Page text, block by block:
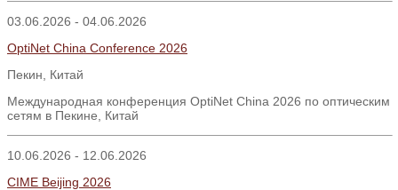
03.06.2026 - 04.06.2026
OptiNet China Conference 2026
Пекин
Китай
Международная конференция OptiNet China 2026 по оптическим
сетям в Пекине, Китай
10.06.2026 - 12.06.2026
CIME Beijing 2026